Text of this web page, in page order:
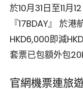
於10月31日至11月
『17BDAY』 於
HKD6,000即減
套票已包額外包
官網機票連旅